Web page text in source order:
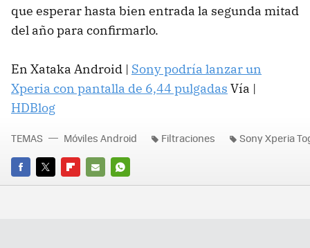
que esperar hasta bien entrada la segunda mitad
del año para confirmarlo.
En Xataka Android | Sony podría lanzar un
Xperia con pantalla de 6,44 pulgadas Vía |
HDBlog
FACEBOOK
TWITTERFLIPBOARD
E-
WHATSAPP
TEMAS Móviles Android Filtraciones Sony Xperia